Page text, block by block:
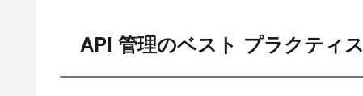
API 管理のベスト プラクティス